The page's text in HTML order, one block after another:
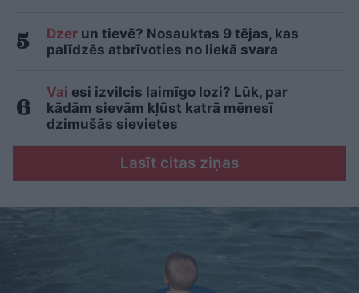
Dzer un tievē? Nosauktas 9 tējas, kas
palīdzēs atbrīvoties no liekā svara
Vai esi izvilcis laimīgo lozi? Lūk, par
kādām sievām kļūst katrā mēnesī
dzimušās sievietes
Lasīt citas ziņas